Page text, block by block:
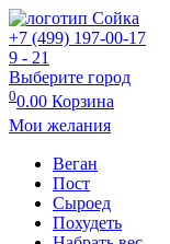
+7 (499) 197-00-17
9 - 21
Выберите город
00.00 Корзина
Мои желания
Веган
Пост
Сыроед
Похудеть